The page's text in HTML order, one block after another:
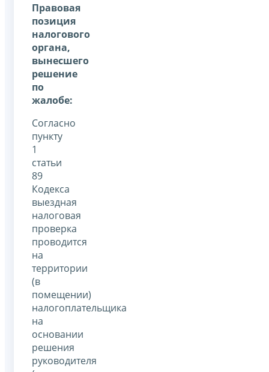
Правовая
позиция
налогового
органа,
вынесшего
решение
по
жалобе:
Согласно
пункту
1
статьи
89
Кодекса
выездная
налоговая
проверка
проводится
на
территории
(в
помещении)
налогоплательщика
на
основании
решения
руководителя